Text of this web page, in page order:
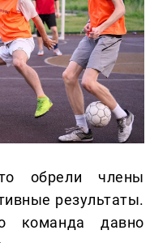
обрели члены
результаты.
команда давно